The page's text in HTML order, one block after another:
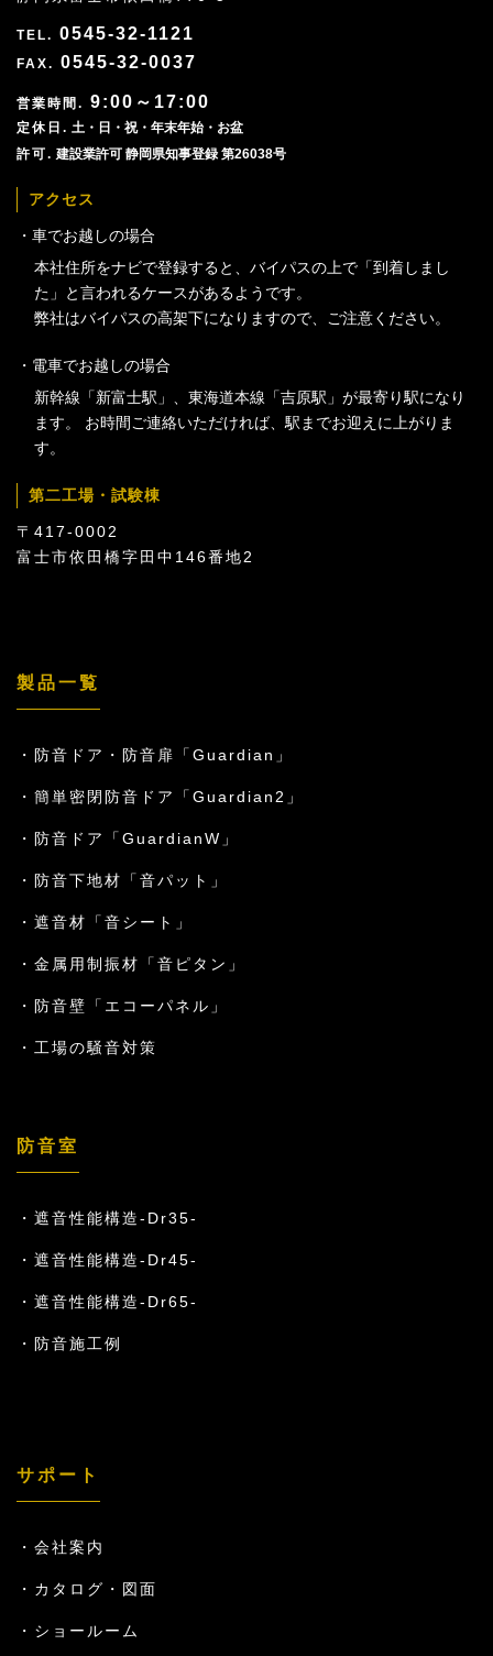
0545-32-1121
0545-32-0037
9:00～17:00
土・日・祝・年末年始・お盆
建設業許可 静岡県知事登録 第26038号
アクセス
車でお越しの場合
本社住所をナビで登録すると、バイパスの上で「到着しまし
た」と言われるケースがあるようです。
弊社はバイパスの高架下になりますので、ご注意ください。
電車でお越しの場合
新幹線「新富士駅」、東海道本線「吉原駅」が最寄り駅になり
ます。 お時間ご連絡いただければ、駅までお迎えに上がりま
す。
第二工場・試験棟
〒417-0002
富士市依田橋字田中146番地2
製品一覧
防音ドア・防音扉「Guardian」
簡単密閉防音ドア「Guardian2」
防音ドア「GuardianW」
防音下地材「音パット」
遮音材「音シート」
金属用制振材「音ピタン」
防音壁「エコーパネル」
工場の騒音対策
防音室
遮音性能構造-Dr35-
遮音性能構造-Dr45-
遮音性能構造-Dr65-
防音施工例
サポート
会社案内
カタログ・図面
ショールーム